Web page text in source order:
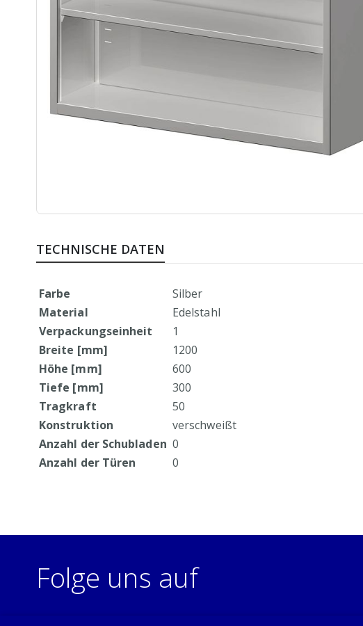
der
Bildergalerie
TECHNISCHE DATEN
Mehr
Informationen
Farbe
Silber
Material
Edelstahl
Verpackungseinheit
1
Breite [mm]
1200
Höhe [mm]
600
Tiefe [mm]
300
Tragkraft
50
Konstruktion
verschweißt
Anzahl der Schubladen 0
Anzahl der Türen
0
Folge uns auf